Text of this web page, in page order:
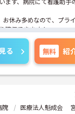
お休み多めなので、プラ
確保できます！
イナビ介護職までお問い
る 無料 紹
院 医療法人魁成会